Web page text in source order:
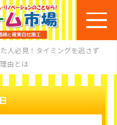
人必見！タイミングを逃さず
由とは